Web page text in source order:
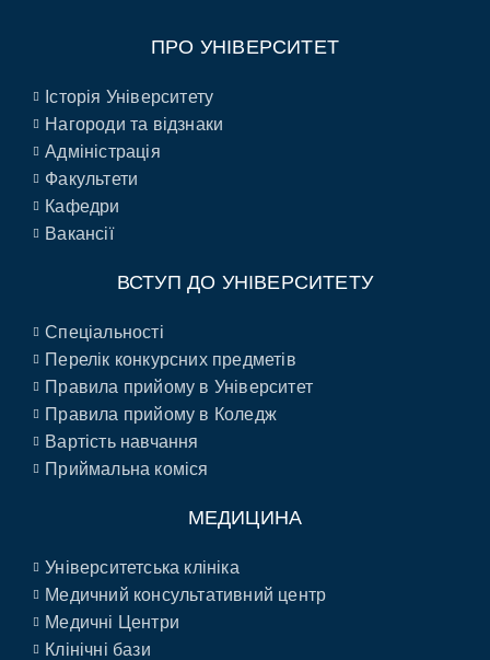
ПРО УНІВЕРСИТЕТ
Історія Університету
Нагороди та відзнаки
Адміністрація
Факультети
Кафедри
Вакансії
ВСТУП ДО УНІВЕРСИТЕТУ
Спеціальності
Перелік конкурсних предметів
Правила прийому в Університет
Правила прийому в Коледж
Вартість навчання
Приймальна коміся
МЕДИЦИНА
Університетська клініка
Медичний консультативний центр
Медичні Центри
Клінічні бази